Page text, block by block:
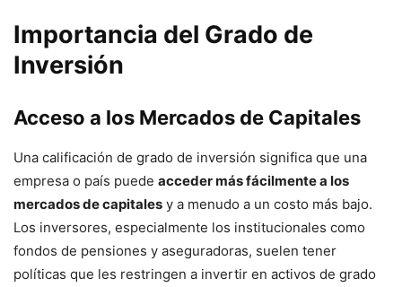
Importancia del Grado de
Inversión
Acceso a los Mercados de Capitales
Una calificación de grado de inversión significa que una
empresa o país puede acceder más fácilmente a los
mercados de capitales y a menudo a un costo más bajo.
Los inversores, especialmente los institucionales como
fondos de pensiones y aseguradoras, suelen tener
políticas que les restringen a invertir en activos de grado